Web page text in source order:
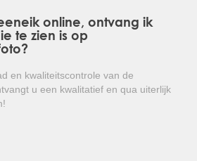
online, ontvang ik
te zien is op
en kwaliteitscontrole van de
u een kwalitatief en qua uiterlijk